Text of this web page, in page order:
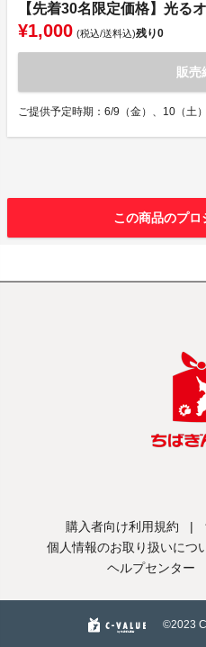
【先着30名限定価格】光る
¥1,000 (税込/送料込)残り0
販売
ご提供予定時期：6/9（金）、10（土
この商品のプロ
購入者向け利用規約 |
個人情報のお取り扱いにつ
ヘルプセンター
©️2023